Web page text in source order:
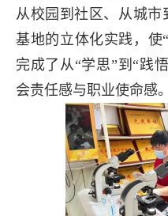
从校园到社区、从城
基地的立体化实践，使
完成了从“学思”到“践
会责任感与职业使命感。